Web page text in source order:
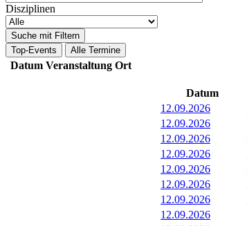
Disziplinen
Suche mit Filtern
Top-Events
Alle Termine
Datum Veranstaltung Ort
Datum
12.09.2026
12.09.2026
12.09.2026
12.09.2026
12.09.2026
12.09.2026
12.09.2026
12.09.2026